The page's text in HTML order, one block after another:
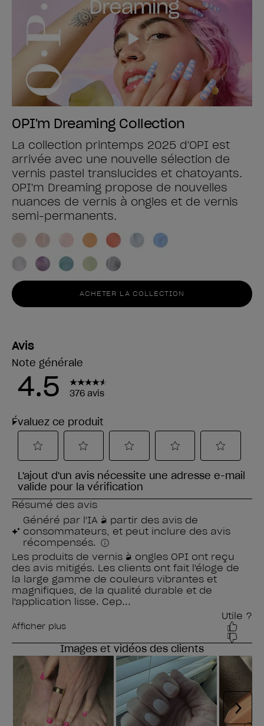
OPI'm Dreaming Collection
La collection printemps 2025 d'OPI est
arrivée avec une nouvelle sélection de
vernis pastel translucides et chatoyants.
OPI'm Dreaming propose de nouvelles
nuances de vernis à ongles et de vernis
semi-permanents.
ACHETER LA COLLECTION